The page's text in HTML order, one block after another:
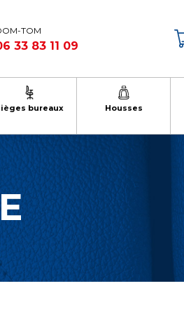
TOM
33 83 11 09
bureaux Housses